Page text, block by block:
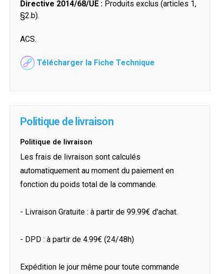
Directive 2014/68/UE : Produits exclus (articles 1,
§2.b).
ACS.
Télécharger la Fiche Technique
Politique de livraison
Politique de livraison
Les frais de livraison sont calculés
automatiquement au moment du paiement en
fonction du poids total de la commande.
- Livraison Gratuite : à partir de 99.99€ d'achat.
- DPD : à partir de 4.99€ (24/48h)
Expédition le jour même pour toute commande